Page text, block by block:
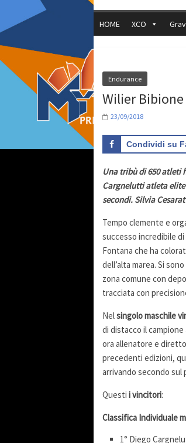
HOME XCO
Endurance
Wilier
23/09/2018
Condividi su
Una tribù di 650 atleti
Cargnelutti atleta elite
secondi. Silvia
Tempo clemente e
successo incredibile
Fontana che ha
dell’alta marea. Si
zona comune con
tracciata con
Nelsingolo maschile
di distacco il
ora allenatore e
precedenti edizioni,
arrivando secondo sul
Questi i vincitori:
Classifica Individuale
1° Diego